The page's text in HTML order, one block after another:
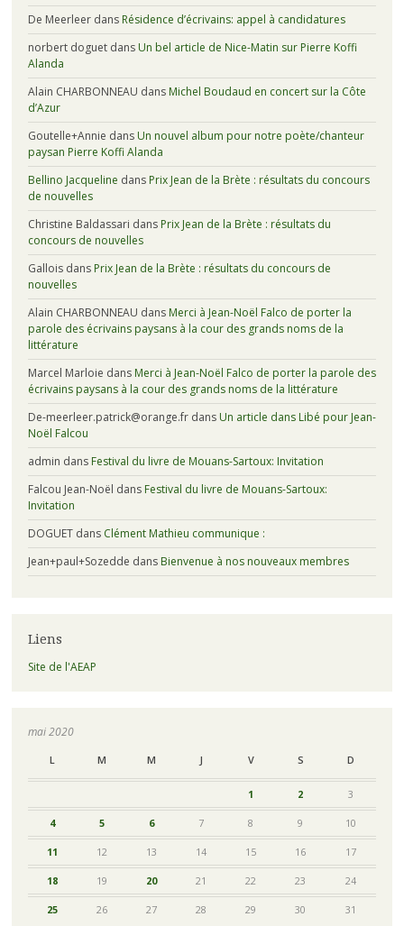
De Meerleerdans Résidence d’écrivains: appel à candidatures
norbert doguetdans Un bel article de Nice-Matin sur Pierre Koffi
Alanda
Alain CHARBONNEAU dans Michel Boudaud en concert sur la Côte
d’Azur
Goutelle+Annie dans Un nouvel album pour notre poète/chanteur
paysan Pierre Koffi Alanda
Bellino Jacqueline dans Prix Jean de la Brète : résultats du concours
de nouvelles
Christine Baldassari dans Prix Jean de la Brète : résultats du
concours de nouvelles
Galloisdans Prix Jean de la Brète : résultats du concours de
nouvelles
Alain CHARBONNEAU dans Merci à Jean-Noël Falco de porter la
parole des écrivains paysans à la cour des grands noms de la
littérature
Marcel Marloie dans Merci à Jean-Noël Falco de porter la parole des
écrivains paysans à la cour des grands noms de la littérature
De-meerleer.patrick@orange.frdans Un article dans Libé pour Jean-
Noël Falcou
admin dans Festival du livre de Mouans-Sartoux: Invitation
Falcou Jean-Noël dans Festival du livre de Mouans-Sartoux:
Invitation
DOGUETdans Clément Mathieu communique :
Jean+paul+Sozedde dans Bienvenue à nos nouveaux membres
Liens
Site de l'AEAP
mai 2020
L M M J V S D
1 2 3
4 5 6 7 8 9 10
11 12 13 14 15 16 17
18 19 20 21 22 23 24
25 26 27 28 29 30 31